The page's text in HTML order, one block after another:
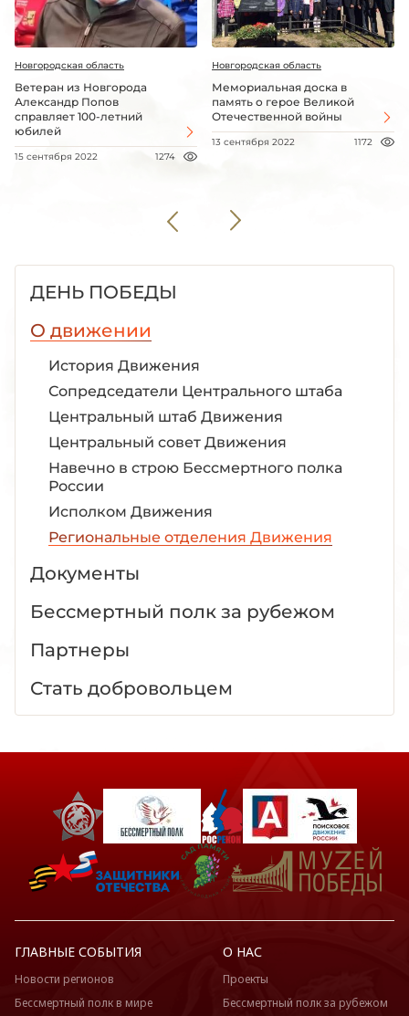
Новгородская область
Ветеран из Новгорода
Александр Попов
справляет 100-летний
юбилей
15 сентября 2022 1274
Новгородская область
Мемориальная доска в
память о герое Великой
Отечественной войны
13 сентября 2022 1172
ДЕНЬ ПОБЕДЫ
О движении
История Движения
Сопредседатели Центрального штаба
Центральный штаб Движения
Центральный совет Движения
Навечно в строю Бессмертного полка
России
Исполком Движения
Региональные отделения Движения
Документы
Бессмертный полк за рубежом
Партнеры
Стать добровольцем
ГЛАВНЫЕ СОБЫТИЯ
Новости регионов
Бессмертный полк в мире
О НАС
Проекты
Бессмертный полк за рубежом